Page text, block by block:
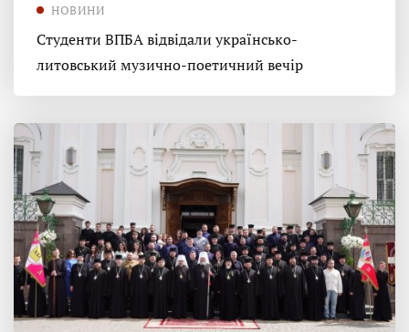
НОВИНИ
Студенти ВПБА відвідали українсько-
литовський музично-поетичний вечір